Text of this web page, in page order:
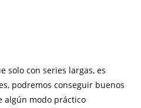
solo con series largas, es
podremos conseguir buenos
algún modo práctico